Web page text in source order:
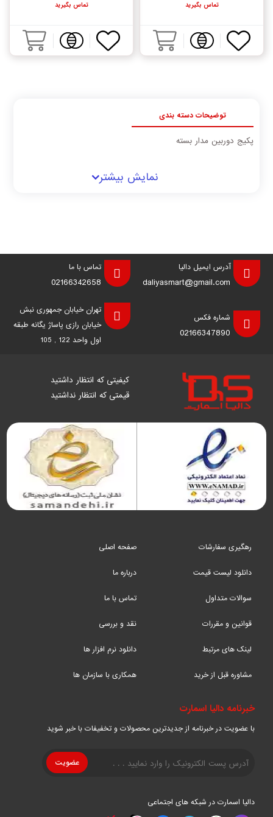
تماس بگیرید تماس بگیرید
توضیحات دسته بندی
پکیج دوربین مدار بسته
نمایش بیشتر
آدرس ایمیل دالیا
daliyasmart@gmail.com
تماس با ما
02166342658
شماره فکس
02166347890
تهران خیابان جمهوری نبش
خیابان رازی پاساژ یگانه طبقه
اول واحد 122 , 105
کیفیتی که انتظار داشتید
قیمتی که انتظار نداشتید
رهگیری سفارشات
دانلود لیست قیمت
سوالات متداول
قوانین و مقررات
لینک های مرتبط
مشاوره قبل از خرید
صفحه اصلی
درباره ما
تماس با ما
نقد و بررسی
دانلود نرم افزار ها
همکاری با سازمان ها
خبرنامه دالیا اسمارت
با عضویت در خبرنامه از جدیدترین محصولات و تخفیفات با خبر شوید
دالیا اسمارت در شبکه های اجتماعی